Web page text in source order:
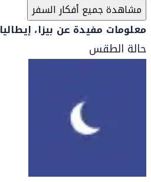
مشاهدة جميع أفكار السفر
معلومات مفيدة عن بيزا، إيطاليا
حالة الطقس